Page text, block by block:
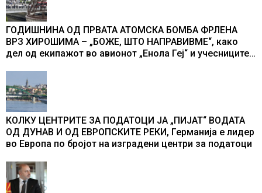
ГОДИШНИНА ОД ПРВАТА АТОМСКА БОМБА ФРЛЕНА
ВРЗ ХИРОШИМА – „БОЖЕ, ШТО НАПРАВИВМЕ“, како
дел од екипажот во авионот „Енола Геј“ и учесниците
промени текот на историјата
КОЛКУ ЦЕНТРИТЕ ЗА ПОДАТОЦИ ЈА „ПИЈАТ“ ВОДАТА
ОД ДУНАВ И ОД ЕВРОПСКИТЕ РЕКИ, Германија е лидер
во Европа по бројот на изградени центри за податоци